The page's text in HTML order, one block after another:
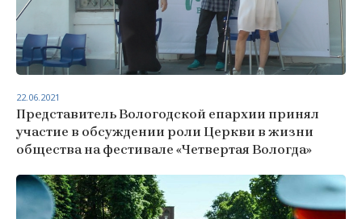
Представитель Вологодской епархии принял
участие в обсуждении роли Церкви в жизни
общества на фестивале «Четвертая Вологда»
22.06.2021